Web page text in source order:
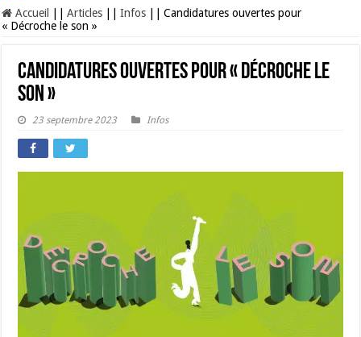
Les Nocturnes de la Cité de l’espace 2026 : l’événement incontournable de
Accueil Articles Infos
Candidatures ouvertes pour
« Décroche le son »
Candidatures ouvertes pour « Décroche le
son »
23 septembre 2023 Infos